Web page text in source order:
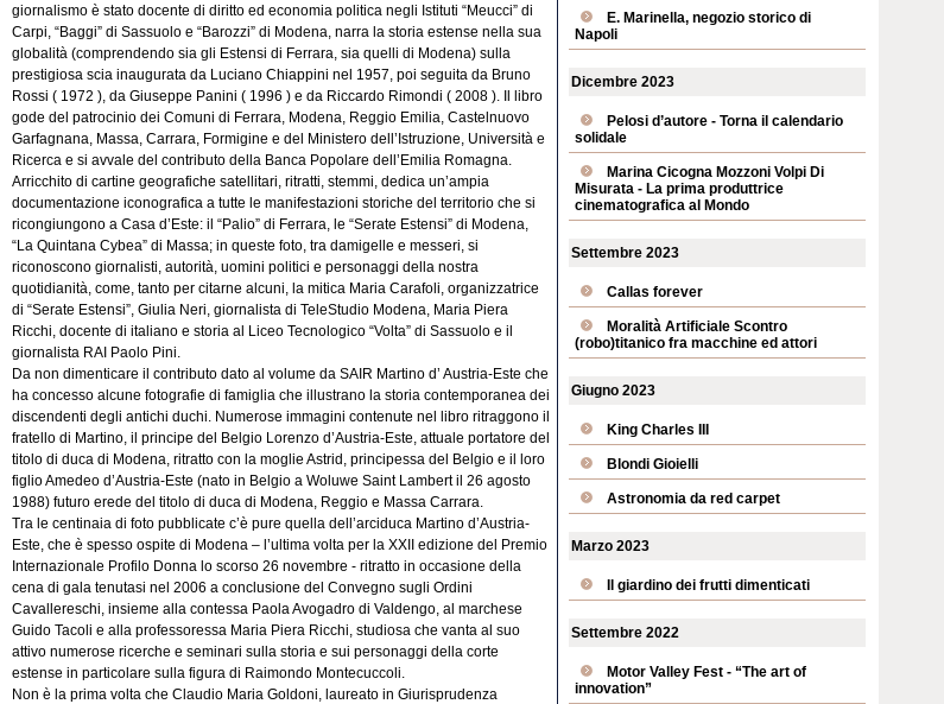
giornalismo è stato docente di diritto ed economia politica negli Istituti “Meucci” di
Carpi, “Baggi” di Sassuolo e “Barozzi” di Modena, narra la storia estense nella sua
globalità (comprendendo sia gli Estensi di Ferrara, sia quelli di Modena) sulla
prestigiosa scia inaugurata da Luciano Chiappini nel 1957, poi seguita da Bruno
Rossi ( 1972 ), da Giuseppe Panini ( 1996 ) e da Riccardo Rimondi ( 2008 ). Il libro
gode del patrocinio dei Comuni di Ferrara, Modena, Reggio Emilia, Castelnuovo
Garfagnana, Massa, Carrara, Formigine e del Ministero dell’Istruzione, Università e
Ricerca e si avvale del contributo della Banca Popolare dell’Emilia Romagna.
Arricchito di cartine geografiche satellitari, ritratti, stemmi, dedica un’ampia
documentazione iconografica a tutte le manifestazioni storiche del territorio che si
ricongiungono a Casa d’Este: il “Palio” di Ferrara, le “Serate Estensi” di Modena,
“La Quintana Cybea” di Massa; in queste foto, tra damigelle e messeri, si
riconoscono giornalisti, autorità, uomini politici e personaggi della nostra
quotidianità, come, tanto per citarne alcuni, la mitica Maria Carafoli, organizzatrice
di “Serate Estensi”, Giulia Neri, giornalista di TeleStudio Modena, Maria Piera
Ricchi, docente di italiano e storia al Liceo Tecnologico “Volta” di Sassuolo e il
giornalista RAI Paolo Pini.
Da non dimenticare il contributo dato al volume da SAIR Martino d’ Austria-Este che
ha concesso alcune fotografie di famiglia che illustrano la storia contemporanea dei
discendenti degli antichi duchi. Numerose immagini contenute nel libro ritraggono il
fratello di Martino, il principe del Belgio Lorenzo d’Austria-Este, attuale portatore del
titolo di duca di Modena, ritratto con la moglie Astrid, principessa del Belgio e il loro
figlio Amedeo d’Austria-Este (nato in Belgio a Woluwe Saint Lambert il 26 agosto
1988) futuro erede del titolo di duca di Modena, Reggio e Massa Carrara.
Tra le centinaia di foto pubblicate c’è pure quella dell’arciduca Martino d’Austria-
Este, che è spesso ospite di Modena – l’ultima volta per la XXII edizione del Premio
Internazionale Profilo Donna lo scorso 26 novembre - ritratto in occasione della
cena di gala tenutasi nel 2006 a conclusione del Convegno sugli Ordini
Cavallereschi, insieme alla contessa Paola Avogadro di Valdengo, al marchese
Guido Tacoli e alla professoressa Maria Piera Ricchi, studiosa che vanta al suo
attivo numerose ricerche e seminari sulla storia e sui personaggi della corte
estense in particolare sulla figura di Raimondo Montecuccoli.
Non è la prima volta che Claudio Maria Goldoni, laureato in Giurisprudenza
E. Marinella, negozio storico di
Napoli
Dicembre 2023
Pelosi d’autore - Torna il calendario
solidale
Marina Cicogna Mozzoni Volpi Di
Misurata - La prima produttrice
cinematografica al Mondo
Settembre 2023
Callas forever
Moralità Artificiale Scontro
(robo)titanico fra macchine ed attori
Giugno 2023
King Charles III
Blondi Gioielli
Astronomia da red carpet
Marzo 2023
Il giardino dei frutti dimenticati
Settembre 2022
Motor Valley Fest - “The art of
innovation”